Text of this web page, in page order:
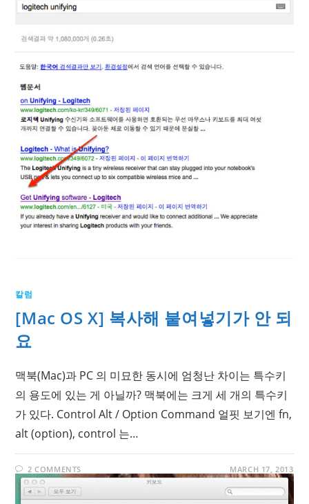
칼럼
[Mac OS X] 복사해 붙여넣기가 안 되
요
맥북(Mac)과 PC 의 미묘한 동시에 엄청난 차이는 특수키
의 용도에 있는 게 아닐까? 맥북에는 크게 세 개의 특수키
가 있다. Control Alt / Option Command 얼핏 보기엔 fn,
alt (option), control 는…
2 COMMENTS MARCH 17, 2013